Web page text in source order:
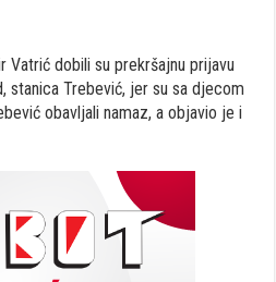
Vatrić dobili su prekršajnu prijavu
stanica Trebević, jer su sa djecom
obavljali namaz, a objavio je i